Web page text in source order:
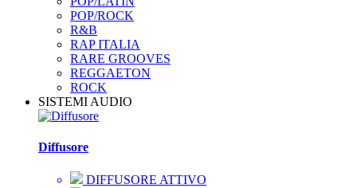
POP/ROCK
R&B
RAP ITALIA
RARE GROOVES
REGGAETON
ROCK
SISTEMI AUDIO
Diffusore
DIFFUSORE ATTIVO